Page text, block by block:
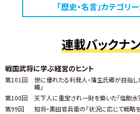
「歴史・名言」カテゴリ
連載バックナ
戦国武将に学ぶ経営のヒント
第101回
世に優れたる利発人・蒲生氏郷が目指し
織」
第100回 天下人に重宝され一財を築いた「塩飽水
第99回
知将・黒田官兵衛の「状況に応じて戦略